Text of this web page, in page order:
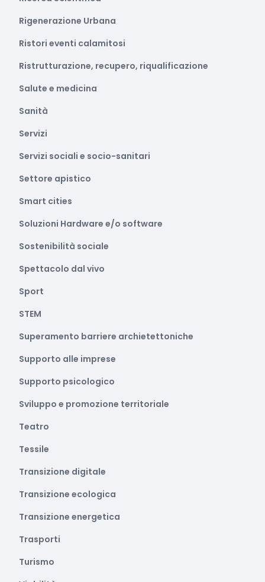
Rigenerazione Urbana
Ristori eventi calamitosi
Ristrutturazione, recupero, riqualificazione
Salute e medicina
Sanità
Servizi
Servizi sociali e socio-sanitari
Settore apistico
Smart cities
Soluzioni Hardware e/o software
Sostenibilità sociale
Spettacolo dal vivo
Sport
STEM
Superamento barriere archietettoniche
Supporto alle imprese
Supporto psicologico
Sviluppo e promozione territoriale
Teatro
Tessile
Transizione digitale
Transizione ecologica
Transizione energetica
Trasporti
Turismo